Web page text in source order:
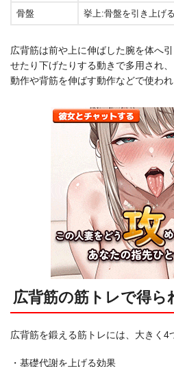
骨盤 挙上:骨盤を引き上げる
広背筋は前や上に伸ばした腕を体へ
せたり下げたりする動きで多用され
動作や背筋を伸ばす動作などで使われ
広背筋の筋トレで得ら
広背筋を鍛える筋トレには、大きく4
・基礎代謝を上げる効果